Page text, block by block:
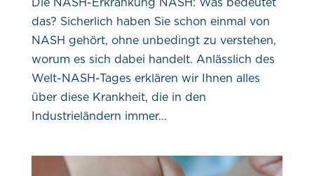
Die NASH-Erkrankung NASH: Was bedeutet
das? Sicherlich haben Sie schon einmal von
NASH gehört, ohne unbedingt zu verstehen,
worum es sich dabei handelt. Anlässlich des
Welt-NASH-Tages erklären wir Ihnen alles
über diese Krankheit, die in den
Industrieländern immer...